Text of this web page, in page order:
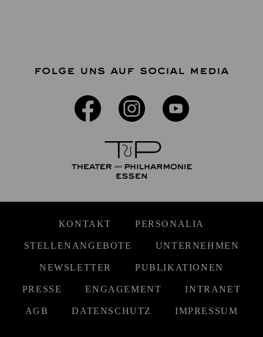
FOLGE UNS AUF SOCIAL MEDIA
KONTAKT PERSONALIA
STELLENANGEBOTE UNTERNEHMEN
NEWSLETTER PUBLIKATIONEN
PRESSE ENGAGEMENT INTRANET
AGB DATENSCHUTZ IMPRESSUM